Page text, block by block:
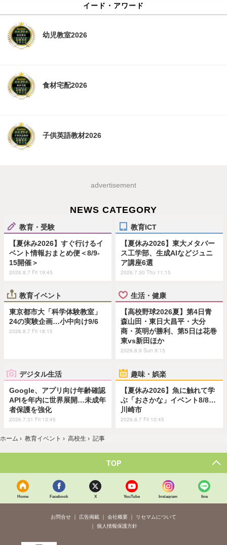
イード・アワード
幼児教室2026
食材宅配2026
子供英語教材2026
advertisement
NEWS CATEGORY
教育・受験
【夏休み2026】すぐ行けるイ
ベント情報おまとめ便＜8/9-
15開催＞
2026.8.7 Fri 19:45
教育ICT
【夏休み2026】東大メタバー
ス工学部、生成AIなどジュニ
ア講座6選
2026.7.30 Thu 11:15
教育イベント
東京都市大「科学体験教室」
24の実験企画…小中向け9/6
2026.8.7 Fri 18:15
生活・健康
【高校野球2026夏】第4日青
森山田・東日大昌平・大分
商・英明が勝利、第5日は花巻
東vs新田ほか
2026.8.9 Sun 9:15
デジタル生活
Google、アプリ向け年齢確認
APIを年内に世界展開…未成年
者保護を強化
2026.7.31 Fri 13:45
趣味・娯楽
【夏休み2026】魚に触れて学
ぶ「おさかな」イベント8/8…
川崎市
2026.8.7 Fri 10:45
ホーム › 教育イベント › 高校生 › 記事
TOP
Home Facebook X YouTube Instagram line
お問合せ 広告掲載 会社概要
リセマムについて
個人情報保護方針